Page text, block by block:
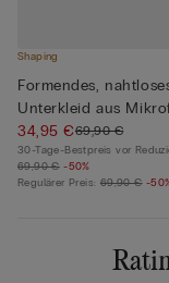
Shaping
Formendes,
Unterkleid aus
34,95 €69,90 €
30-Tage-Bestpreis vor
69,90 € -50%
Regulärer Preis: 69,90 € -